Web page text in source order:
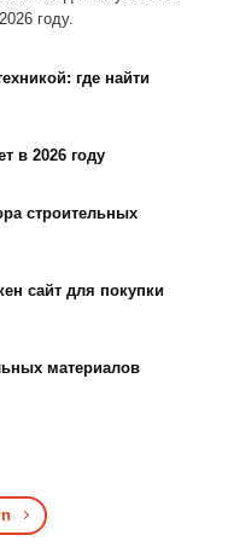
году.
где найти
в 2026 году
строительных
сайт для покупки
материалов